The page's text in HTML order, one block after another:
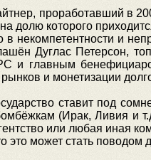
проработавший в
долю которого
в некомпетентности и
Дуглас Петерсон,
и главным
и монетизации
ставит под
(Ирак, Ливия
или любая иная
может стать поводом